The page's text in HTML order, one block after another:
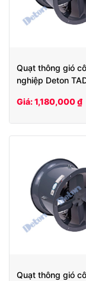
Quạt thông gió
nghiệp Deton
Giá: 1,180,000 ₫
Quạt thông gió